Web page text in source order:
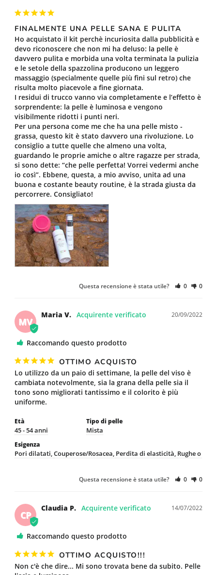
FINALMENTE UNA PELLE SANA E PULITA
Ho acquistato il kit perchè incuriosita dalla pubblicità e
devo riconoscere che non mi ha deluso: la pelle è
davvero pulita e morbida una volta terminata la pulizia
e le setole della spazzolina producono un leggero
massaggio (specialmente quelle più fini sul retro) che
risulta molto piacevole a fine giornata.
I residui di trucco vanno via completamente e l’effetto è
sorprendente: la pelle è luminosa e vengono
visibilmente ridotti i punti neri.
Per una persona come me che ha una pelle misto -
grassa, questo kit è stato davvero una rivoluzione. Lo
consiglio a tutte quelle che almeno una volta,
guardando le proprie amiche o altre ragazze per strada,
si sono dette: “che pelle perfetta! Vorrei vedermi anche
io così”. Ebbene, questa, a mio avviso, unita ad una
buona e costante beauty routine, è la strada giusta da
percorrere. Consigliato!
Questa recensione è stata utile? 0 0
MV
20/09/2022
Maria V.
Raccomando questo prodotto
OTTIMO ACQUISTO
Lo utilizzo da un paio di settimane, la pelle del viso è
cambiata notevolmente, sia la grana della pelle sia il
tono sono migliorati tantissimo e il colorito è più
uniforme.
Età
45 - 54 anni
Tipo di pelle
Mista
Esigenza
Pori dilatati Couperose/Rosacea Perdita di elasticità Rughe o
Questa recensione è stata utile? 0 0
CP
14/07/2022
Claudia P.
Raccomando questo prodotto
OTTIMO ACQUISTO!!!
Non c'è che dire... Mi sono trovata bene da subito. Pelle